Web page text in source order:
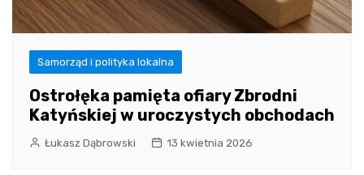
Samorząd i polityka lokalna
Ostrołęka pamięta ofiary Zbrodni
Katyńskiej w uroczystych obchodach
Łukasz Dąbrowski 13 kwietnia 2026